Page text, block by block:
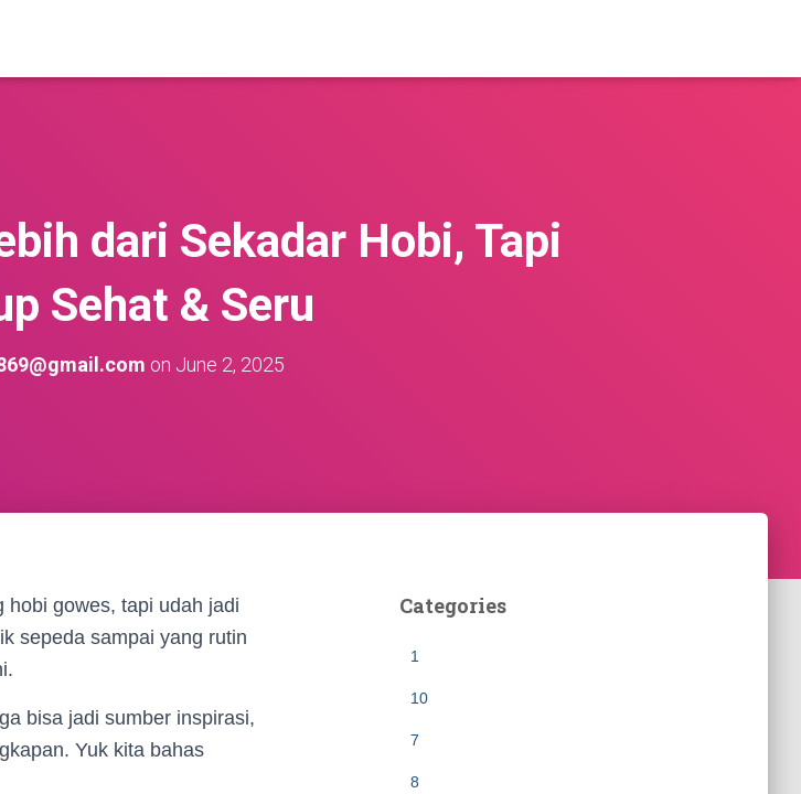
dari Sekadar Hobi, Tapi
Sehat & Seru
on June 2, 2025
hobi gowes, tapi udah jadi
sepeda sampai yang rutin
bisa jadi sumber inspirasi,
Yuk kita bahas
Categories
1
10
7
8